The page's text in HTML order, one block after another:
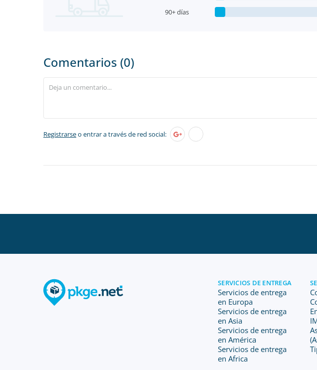
90+ días
Comentarios (0)
Registrarseo entrar a través de red social:
SERVICIOS DE ENTREGA
Servicios de entrega
en Europa
Servicios de entrega
en Asia
Servicios de entrega
en América
Servicios de entrega
en Africa